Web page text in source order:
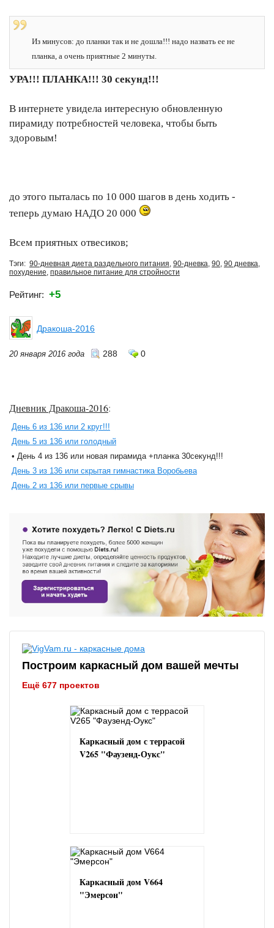
Из минусов: до планки так и не дошла!!! надо назвать ее не
планка, а очень приятные 2 минуты.
УРА!!! ПЛАНКА!!! 30 секунд!!!
В интернете увидела интересную обновленную
пирамиду потребностей человека, чтобы быть
здоровым!
до этого пыталась по 10 000 шагов в день ходить -
теперь думаю НАДО 20 000
Всем приятных отвесиков;
Тэги: 90-дневная диета раздельного питания, 90-дневка, 90, 90 дневка,
похудение, правильное питание для стройности
Рейтинг: +5
Дракоша-2016
20 января 2016 года 288 0
Дневник Дракоша-2016:
День 6 из 136 или 2 круг!!!
День 5 из 136 или голодный
• День 4 из 136 или новая пирамида +планка 30секунд!!!
День 3 из 136 или скрытая гимнастика Воробьева
День 2 из 136 или первые срывы
Построим каркасный дом вашей мечты
Ещё 677 проектов
Каркасный дом с террасой
V265 "Фаузенд-Оукс"
Каркасный дом V664
"Эмерсон"